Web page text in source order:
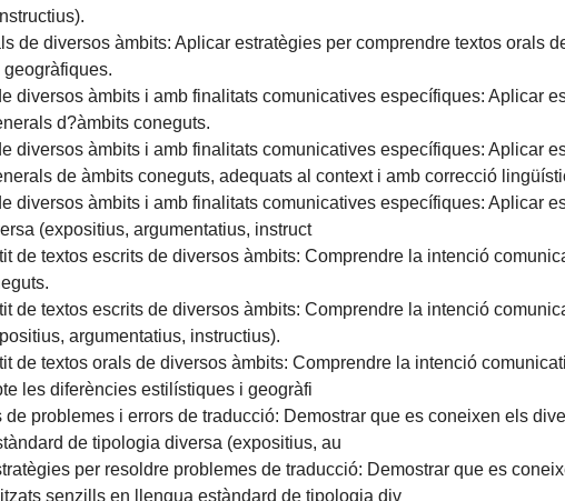
de diversos àmbits: Aplicar estratègies per comprendre textos orals
diversos àmbits i amb finalitats comunicatives específiques: Aplicar
d?àmbits coneguts.
diversos àmbits i amb finalitats comunicatives específiques: Aplicar
de àmbits coneguts, adequats al context i amb correcció
diversos àmbits i amb finalitats comunicatives específiques: Aplicar
(expositius, argumentatius, instruct
de textos escrits de diversos àmbits: Comprendre la intenció
de textos escrits de diversos àmbits: Comprendre la intenció
argumentatius, instructius).
de textos orals de diversos àmbits: Comprendre la intenció
les diferències estilístiques i geogràfi
problemes i errors de traducció: Demostrar que es coneixen els
de tipologia diversa (expositius, au
per resoldre problemes de traducció: Demostrar que es
senzills en llengua estàndard de tipologia div